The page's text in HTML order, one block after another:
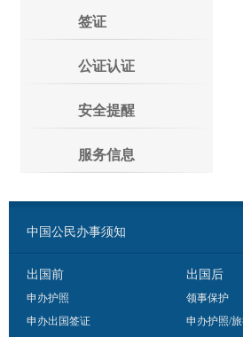
签证
公证认证
安全提醒
服务信息
中国公民办事须知
出国前
申办护照
申办出国签证
出国后
领事保护
申办护照/